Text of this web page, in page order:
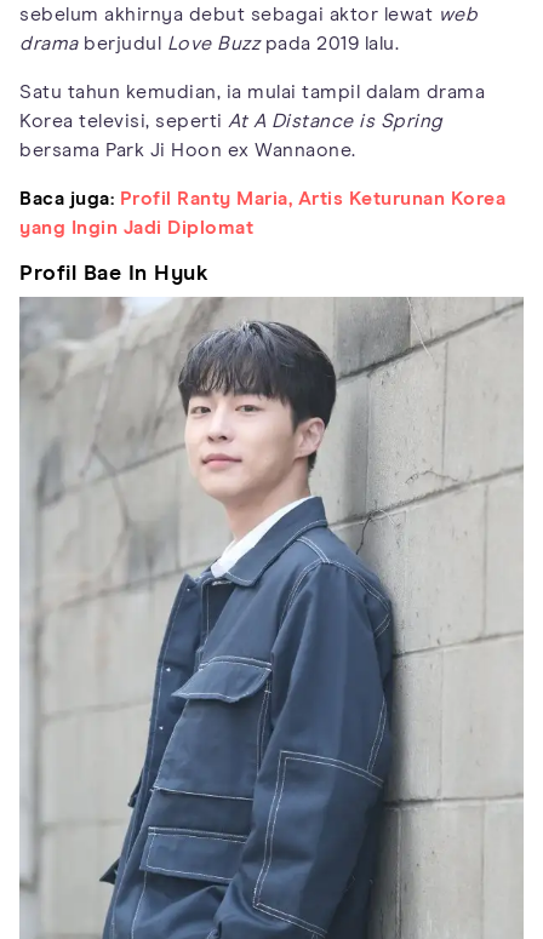
sebelum akhirnya debut sebagai aktor lewat web
dramaberjudul Love Buzzpada 2019 lalu.
Satu tahun kemudian, ia mulai tampil dalam drama
Korea televisi, seperti At A Distance is Spring
bersama Park Ji Hoon ex Wannaone.
Baca juga: Profil Ranty Maria, Artis Keturunan Korea
yang Ingin Jadi Diplomat
Profil Bae In Hyuk